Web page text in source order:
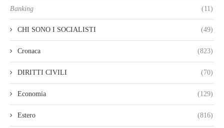
Banking (11)
CHI SONO I SOCIALISTI (49)
Cronaca (823)
DIRITTI CIVILI (70)
Economia (129)
Estero (816)